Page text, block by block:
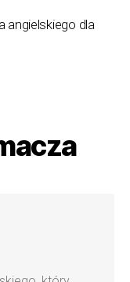
angielskiego dla